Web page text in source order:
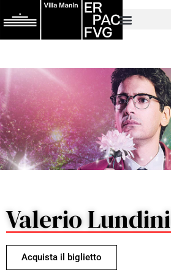
Valerio Lundini
Acquista il biglietto